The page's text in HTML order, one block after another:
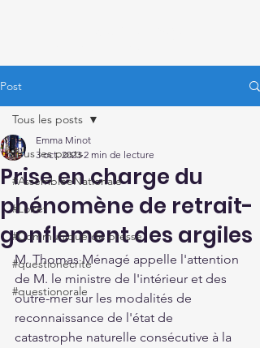
Post
Tous les posts
#AssembléeNationale
#Loiret
#Communiqué de presse
#questionécrite
#questionorale
Tous les posts
Prise en charge du
phénomène de retrait-
gonflement des argiles
Emma Minot
3 oct. 2023 2 min de lecture
M. Thomas Ménagé appelle l'attention
de M. le ministre de l'intérieur et des
outre-mer sur les modalités de
reconnaissance de l'état de
catastrophe naturelle consécutive à la